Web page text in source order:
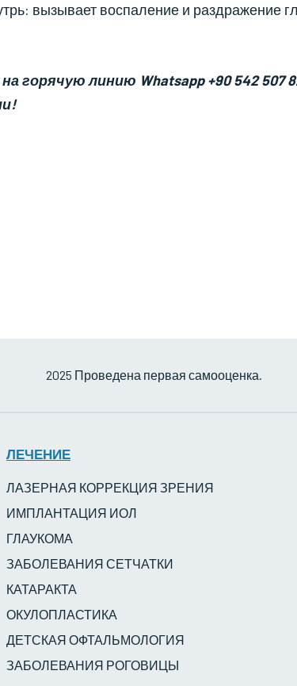
вызывает воспаление и раздражение
линию Whatsapp +90 542 507
2025 Проведена первая самооценка.
ЛЕЧЕНИЕ
ЛАЗЕРНАЯ КОРРЕКЦИЯ ЗРЕНИЯ
ИМПЛАНТАЦИЯ ИОЛ
ГЛАУКОМА
ЗАБОЛЕВАНИЯ СЕТЧАТКИ
КАТАРАКТА
ОКУЛОПЛАСТИКА
ДЕТСКАЯ ОФТАЛЬМОЛОГИЯ
ЗАБОЛЕВАНИЯ РОГОВИЦЫ